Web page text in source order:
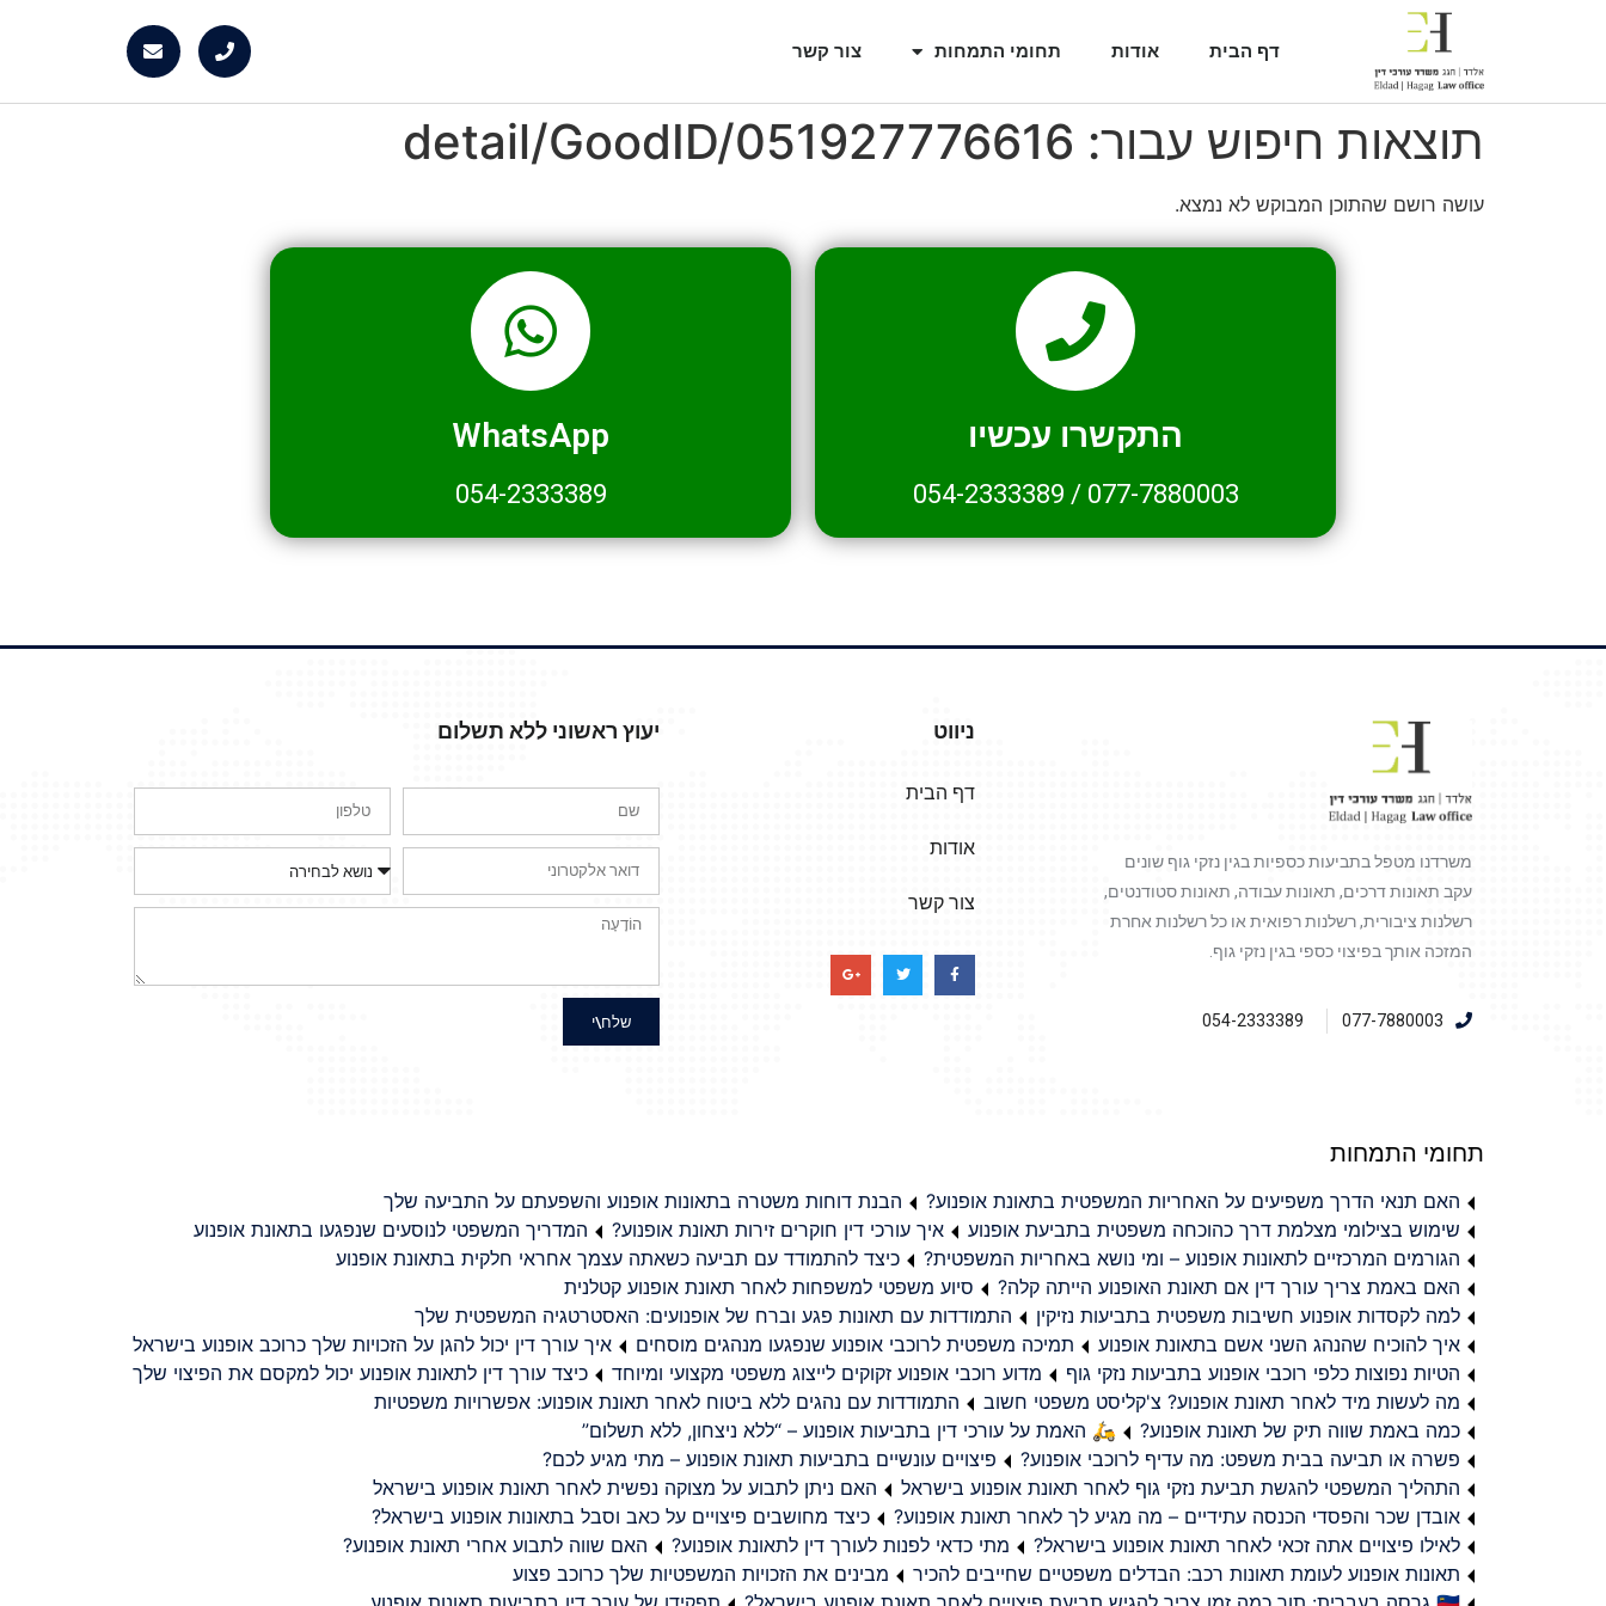
דף הבית אודות תחומי התמחות צור קשר
תוצאות חיפוש עבור: detail/GoodID/051927776616
עושה רושם שהתוכן המבוקש לא נמצא.
התקשרו עכשיו
077-7880003
/
054-2333389
WhatsApp
054-2333389
משרדנו מטפל בתביעות כספיות בגין נזקי גוף שונים
עקב תאונות דרכים, תאונות עבודה, תאונות סטודנטים,
רשלנות ציבורית, רשלנות רפואית או כל רשלנות אחרת
המזכה אותך בפיצוי כספי בגין נזקי גוף.
077-7880003
054-2333389
ניווט
דף הבית
אודות
צור קשר
יעוץ ראשוני ללא תשלום
שלח\י
תחומי התמחות
האם תנאי הדרך משפיעים על האחריות המשפטית בתאונת אופנוע?
הבנת דוחות משטרה בתאונות אופנוע והשפעתם על התביעה שלך
שימוש בצילומי מצלמת דרך כהוכחה משפטית בתביעת אופנוע
איך עורכי דין חוקרים זירות תאונת אופנוע?
המדריך המשפטי לנוסעים שנפגעו בתאונת אופנוע
הגורמים המרכזיים לתאונות אופנוע – ומי נושא באחריות המשפטית?
כיצד להתמודד עם תביעה כשאתה עצמך אחראי חלקית בתאונת אופנוע
האם באמת צריך עורך דין אם תאונת האופנוע הייתה קלה?
סיוע משפטי למשפחות לאחר תאונת אופנוע קטלנית
למה לקסדות אופנוע חשיבות משפטית בתביעות נזיקין
התמודדות עם תאונות פגע וברח של אופנועים: האסטרטגיה המשפטית שלך
איך להוכיח שהנהג השני אשם בתאונת אופנוע
תמיכה משפטית לרוכבי אופנוע שנפגעו מנהגים מוסחים
איך עורך דין יכול להגן על הזכויות שלך כרוכב אופנוע בישראל
הטיות נפוצות כלפי רוכבי אופנוע בתביעות נזקי גוף
מדוע רוכבי אופנוע זקוקים לייצוג משפטי מקצועי ומיוחד
כיצד עורך דין לתאונת אופנוע יכול למקסם את הפיצוי שלך
מה לעשות מיד לאחר תאונת אופנוע? צ'קליסט משפטי חשוב
התמודדות עם נהגים ללא ביטוח לאחר תאונת אופנוע: אפשרויות משפטיות
כמה באמת שווה תיק של תאונת אופנוע?
🛵 האמת על עורכי דין בתביעות אופנוע – “ללא ניצחון, ללא תשלום”
פשרה או תביעה בבית משפט: מה עדיף לרוכבי אופנוע?
פיצויים עונשיים בתביעות תאונת אופנוע – מתי מגיע לכם?
התהליך המשפטי להגשת תביעת נזקי גוף לאחר תאונת אופנוע בישראל
האם ניתן לתבוע על מצוקה נפשית לאחר תאונת אופנוע בישראל
אובדן שכר והפסדי הכנסה עתידיים – מה מגיע לך לאחר תאונת אופנוע?
כיצד מחושבים פיצויים על כאב וסבל בתאונות אופנוע בישראל?
לאילו פיצויים אתה זכאי לאחר תאונת אופנוע בישראל?
מתי כדאי לפנות לעורך דין לתאונת אופנוע?
האם שווה לתבוע אחרי תאונת אופנוע?
תאונות אופנוע לעומת תאונות רכב: הבדלים משפטיים שחייבים להכיר
מבינים את הזכויות המשפטיות שלך כרוכב פצוע